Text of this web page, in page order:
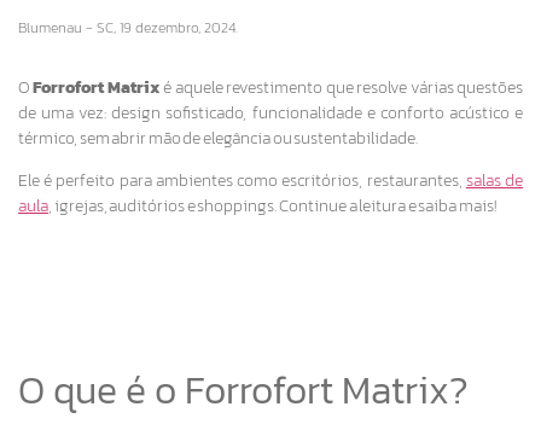
Blumenau - SC,19 dezembro, 2024.
OForrofort Matrixé aquele revestimento que resolve várias questões
de uma vez: design sofisticado, funcionalidade e conforto acústico e
térmico, sem abrir mão de elegância ou sustentabilidade.
Ele é perfeito para ambientes como escritórios, restaurantes,salas de
aula, igrejas, auditórios e shoppings. Continue a leitura e saiba mais!
O que é o Forrofort Matrix?